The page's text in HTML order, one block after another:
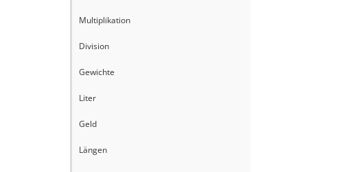
Multiplikation
Division
Gewichte
Liter
Geld
Längen